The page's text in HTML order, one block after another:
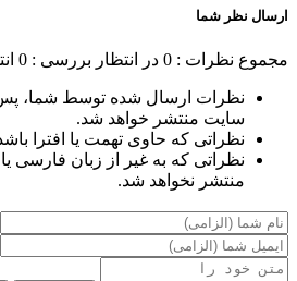
ارسال نظر شما
مجموع نظرات : 0 در انتظار بررسی : 0
نظرات ارسال شده توسط شما، پس
سایت منتشر خواهد شد.
نظراتی که حاوی تهمت یا افترا
نظراتی که به غیر از زبان فارسی
منتشر نخواهد شد.